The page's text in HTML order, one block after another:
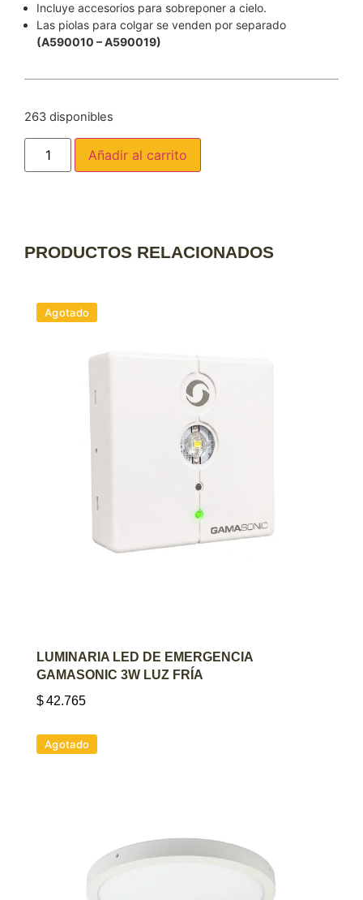
Incluye accesorios para sobreponer a cielo.
Las piolas para colgar se venden por separado
(A590010 – A590019)
263 disponibles
Añadir al carrito
PRODUCTOS RELACIONADOS
Agotado
AGREGAR AL CARRITO
LUMINARIA LED DE EMERGENCIA
GAMASONIC 3W LUZ FRÍA
$42.765
Agotado